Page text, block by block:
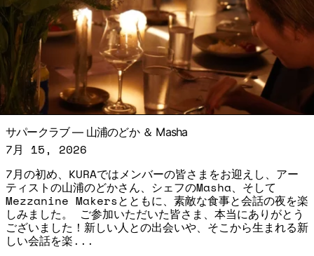
サパークラブ ― 山浦のどか ＆ Masha
7月 15, 2026
7月の初め、KURAではメンバーの皆さまをお迎えし、アー
ティストの山浦のどかさん、シェフのMasha、そして
Mezzanine Makersとともに、素敵な食事と会話の夜を楽
しみました。 ご参加いただいた皆さま、本当にありがとう
ございました！新しい人との出会いや、そこから生まれる新
しい会話を楽...